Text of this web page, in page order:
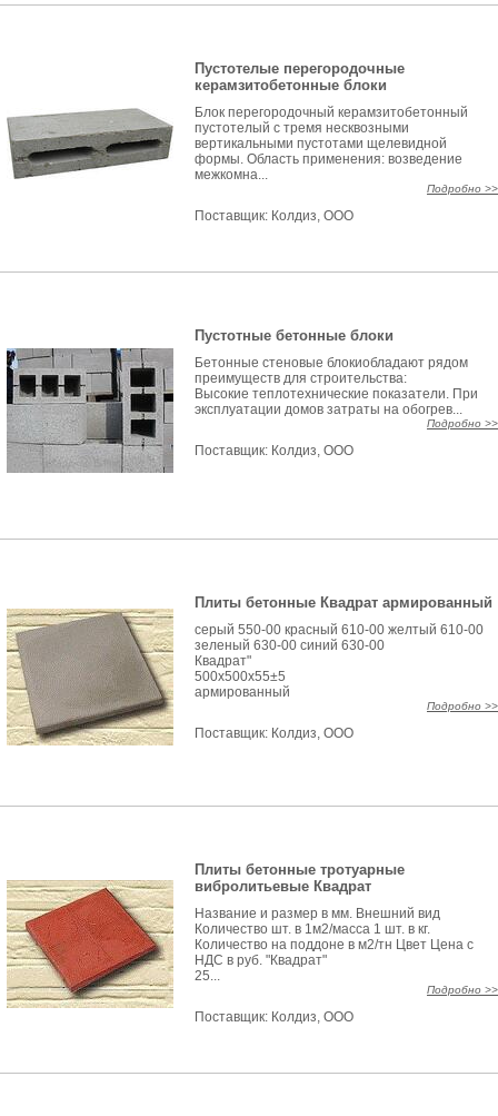
Пустотелые перегородочные
керамзитобетонные блоки
Блок перегородочный керамзитобетонный
пустотелый с тремя несквозными
вертикальными пустотами щелевидной
формы. Область применения: возведение
межкомна...
Подробно >>
Поставщик: Колдиз, ООО
Пустотные бетонные блоки
Бетонные стеновые блокиобладают рядом
преимуществ для строительства:
Высокие теплотехнические показатели. При
эксплуатации домов затраты на обогрев...
Подробно >>
Поставщик: Колдиз, ООО
Плиты бетонные Квадрат армированный
серый 550-00 красный 610-00 желтый 610-00
зеленый 630-00 синий 630-00
Квадрат"
500x500x55±5
армированный
Подробно >>
Поставщик: Колдиз, ООО
Плиты бетонные тротуарные
вибролитьевые Квадрат
Название и размер в мм. Внешний вид
Количество шт. в 1м2/масса 1 шт. в кг.
Количество на поддоне в м2/тн Цвет Цена с
НДС в руб. "Квадрат"
25...
Подробно >>
Поставщик: Колдиз, ООО